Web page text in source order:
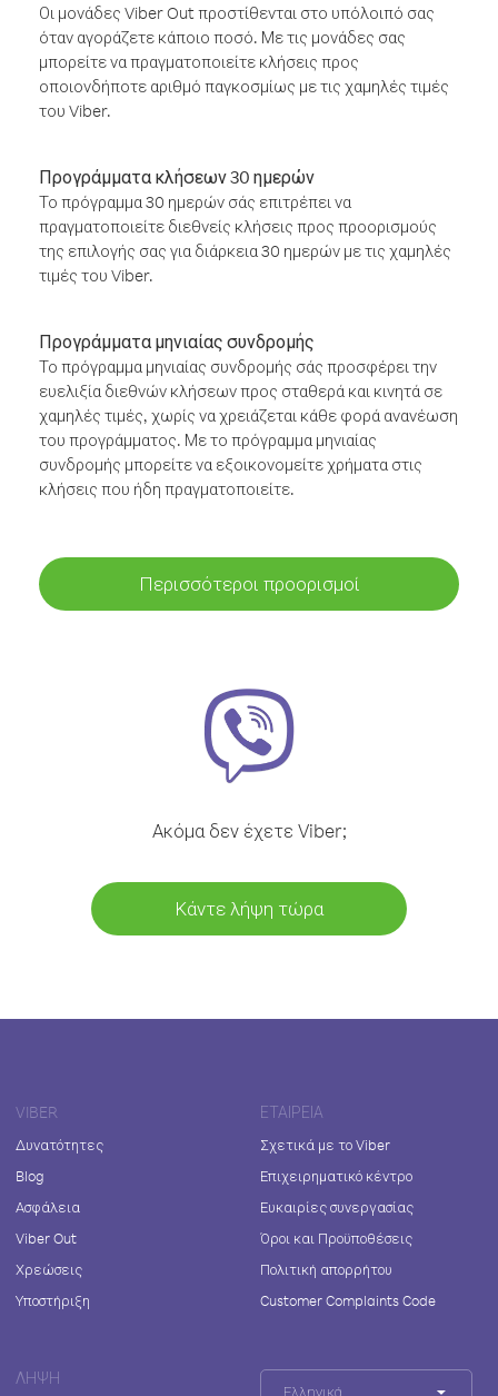
Οι μονάδες Viber Out προστίθενται στο υπόλοιπό σας
όταν αγοράζετε κάποιο ποσό. Με τις μονάδες σας
μπορείτε να πραγματοποιείτε κλήσεις προς
οποιονδήποτε αριθμό παγκοσμίως με τις χαμηλές τιμές
του Viber.
Προγράμματα κλήσεων 30 ημερών
Το πρόγραμμα 30 ημερών σάς επιτρέπει να
πραγματοποιείτε διεθνείς κλήσεις προς προορισμούς
της επιλογής σας για διάρκεια 30 ημερών με τις χαμηλές
τιμές του Viber.
Προγράμματα μηνιαίας συνδρομής
Το πρόγραμμα μηνιαίας συνδρομής σάς προσφέρει την
ευελιξία διεθνών κλήσεων προς σταθερά και κινητά σε
χαμηλές τιμές, χωρίς να χρειάζεται κάθε φορά ανανέωση
του προγράμματος. Με το πρόγραμμα μηνιαίας
συνδρομής μπορείτε να εξοικονομείτε χρήματα στις
κλήσεις που ήδη πραγματοποιείτε.
Περισσότεροι προορισμοί
Ακόμα δεν έχετε Viber;
Κάντε λήψη τώρα
VIBER
Δυνατότητες
Blog
Ασφάλεια
Viber Out
Χρεώσεις
Υποστήριξη
ΕΤΑΙΡΕΊΑ
Σχετικά με το Viber
Επιχειρηματικό κέντρο
Ευκαιρίες συνεργασίας
Όροι και Προϋποθέσεις
Πολιτική απορρήτου
Customer Complaints Code
ΛΉΨΗ
Ελληνικά